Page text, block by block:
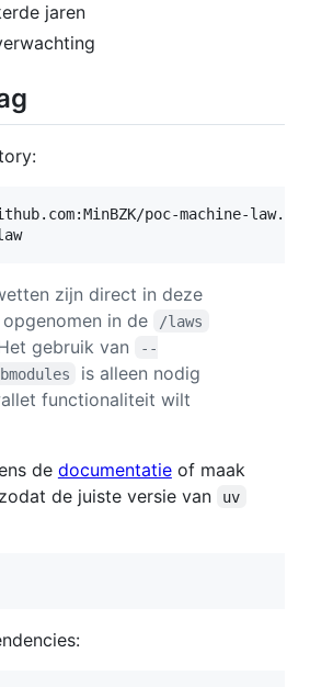
jaren
zijn direct in deze
in de
/laws
gebruik van
--
is alleen nodig
functionaliteit wilt
de documentatieof maak
de juiste versie van uv